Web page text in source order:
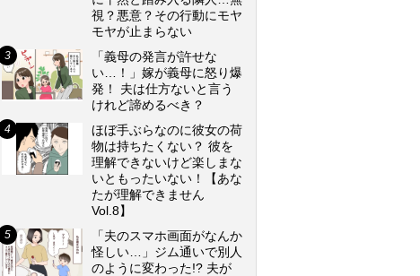
視？悪意？その行動にモヤ
モヤが止まらない
「義母の発言が許せな
い…！」嫁が義母に怒り爆
発！ 夫は仕方ないと言う
けれど諦めるべき？
ほぼ手ぶらなのに彼女の荷
物は持ちたくない？ 彼を
理解できないけど楽しまな
いともったいない！【あな
たが理解できません
Vol.8】
「夫のスマホ画面がなんか
怪しい…」ジム通いで別人
のように変わった!? 夫が